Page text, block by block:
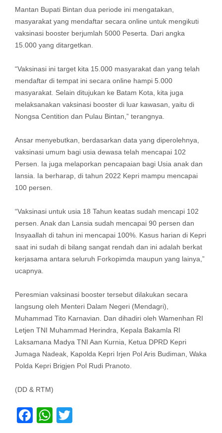
Mantan Bupati Bintan dua periode ini mengatakan,
masyarakat yang mendaftar secara online untuk mengikuti
vaksinasi booster berjumlah 5000 Peserta. Dari angka
15.000 yang ditargetkan.
“Vaksinasi ini target kita 15.000 masyarakat dan yang telah
mendaftar di tempat ini secara online hampi 5.000
masyarakat. Selain ditujukan ke Batam Kota, kita juga
melaksanakan vaksinasi booster di luar kawasan, yaitu di
Nongsa Centition dan Pulau Bintan,” terangnya.
Ansar menyebutkan, berdasarkan data yang diperolehnya,
vaksinasi umum bagi usia dewasa telah mencapai 102
Persen. Ia juga melaporkan pencapaian bagi Usia anak dan
lansia. Ia berharap, di tahun 2022 Kepri mampu mencapai
100 persen.
“Vaksinasi untuk usia 18 Tahun keatas sudah mencapi 102
persen. Anak dan Lansia sudah mencapai 90 persen dan
Insyaallah di tahun ini mencapai 100%. Kasus harian di Kepri
saat ini sudah di bilang sangat rendah dan ini adalah berkat
kerjasama antara seluruh Forkopimda maupun yang lainya,”
ucapnya.
Peresmian vaksinasi booster tersebut dilakukan secara
langsung oleh Menteri Dalam Negeri (Mendagri),
Muhammad Tito Karnavian. Dan dihadiri oleh Wamenhan RI
Letjen TNI Muhammad Herindra, Kepala Bakamla RI
Laksamana Madya TNI Aan Kurnia, Ketua DPRD Kepri
Jumaga Nadeak, Kapolda Kepri Irjen Pol Aris Budiman, Waka
Polda Kepri Brigjen Pol Rudi Pranoto.
(DD & RTM)
Facebook
WhatsApp